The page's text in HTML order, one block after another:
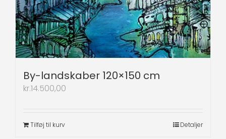
By-landskaber 120×150 cm
kr.14.500,00
Tilføj til kurv Detaljer